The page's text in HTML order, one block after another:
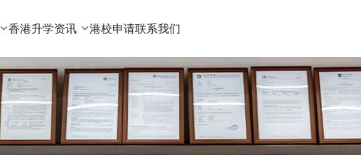
香港升学资讯 港校申请联系我们